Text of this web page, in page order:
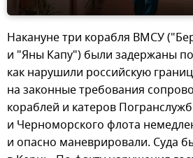
Накануне три корабля ВМСУ
и "Яны Капу") были задержаны
как нарушили российскую
на законные требования
кораблей и катеров
и Черноморского флота
и опасно маневрировали. Суда